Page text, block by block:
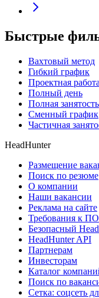
Быстрые
Вахтовый метод
Гибкий график
Проектная работа
Полный день
Полная занятость
Сменный график
Частичная
HeadHunter
Размещение
Поиск по резюме
О компании
Наши вакансии
Реклама на сайте
Требования к ПО
Безопасный
HeadHunter API
Партнерам
Инвесторам
Каталог
Поиск по
Сетка: соцсеть